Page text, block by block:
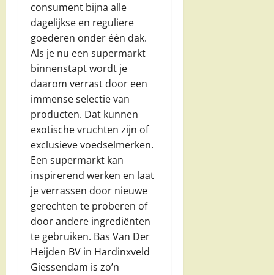
consument bijna alle
dagelijkse en reguliere
goederen onder één dak.
Als je nu een supermarkt
binnenstapt wordt je
daarom verrast door een
immense selectie van
producten. Dat kunnen
exotische vruchten zijn of
exclusieve voedselmerken.
Een supermarkt kan
inspirerend werken en laat
je verrassen door nieuwe
gerechten te proberen of
door andere ingrediënten
te gebruiken. Bas Van Der
Heijden BV in Hardinxveld
Giessendam is zo’n